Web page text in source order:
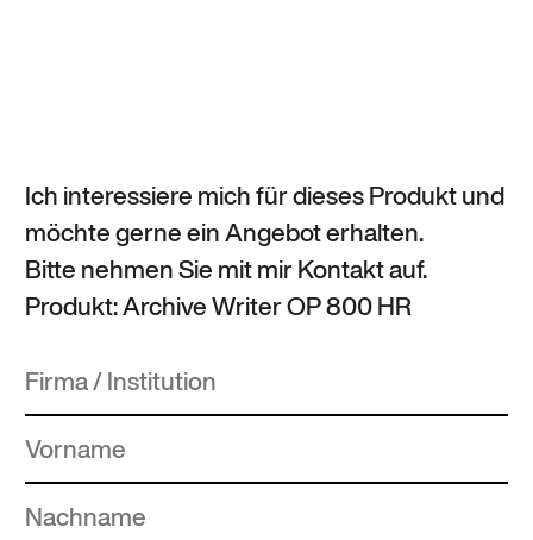
Ich interessiere mich für dieses Produkt und
möchte gerne ein Angebot erhalten.
Bitte nehmen Sie mit mir Kontakt auf.
Produkt: Archive Writer OP 800 HR